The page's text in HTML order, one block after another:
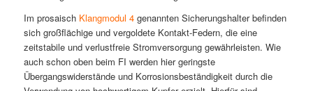
Im prosaisch Klangmodul 4genannten Sicherungshalter befinden
sich großflächige und vergoldete Kontakt-Federn, die eine
zeitstabile und verlustfreie Stromversorgung gewährleisten. Wie
auch schon oben beim FI werden hier geringste
Übergangswiderstände und Korrosionsbeständigkeit durch die